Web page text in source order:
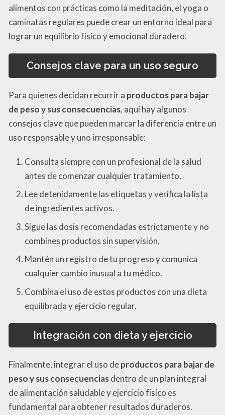
alimentos con prácticas como la meditación, el yoga o
caminatas regulares puede crear un entorno ideal para
lograr un equilibrio físico y emocional duradero.
Consejos clave para un uso seguro
Para quienes decidan recurrir a productos para bajar
de peso y sus consecuencias, aquí hay algunos
consejos clave que pueden marcar la diferencia entre un
uso responsable y uno irresponsable:
Consulta siempre con un profesional de la salud
antes de comenzar cualquier tratamiento.
Lee detenidamente las etiquetas y verifica la lista
de ingredientes activos.
Sigue las dosis recomendadas estrictamente y no
combines productos sin supervisión.
Mantén un registro de tu progreso y comunica
cualquier cambio inusual a tu médico.
Combina el uso de estos productos con una dieta
equilibrada y ejercicio regular.
Integración con dieta y ejercicio
Finalmente, integrar el uso deproductos para bajar de
peso y sus consecuenciasdentro de un plan integral
de alimentación saludable y ejercicio físico es
fundamental para obtener resultados duraderos.